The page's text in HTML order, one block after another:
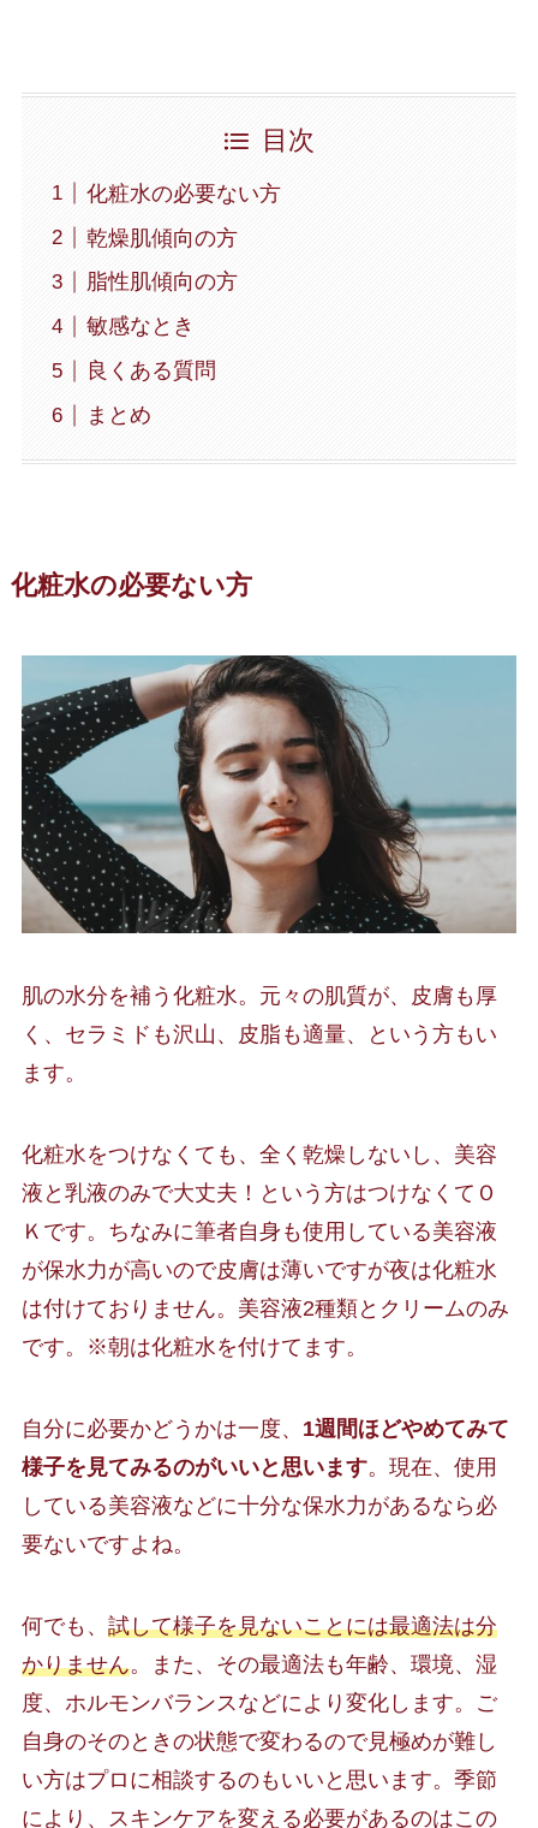
目次
化粧水の必要ない方
乾燥肌傾向の方
脂性肌傾向の方
敏感なとき
良くある質問
まとめ
化粧水の必要ない方
肌の水分を補う化粧水。元々の肌質が、皮膚も厚
く、セラミドも沢山、皮脂も適量、という方もい
ます。
化粧水をつけなくても、全く乾燥しないし、美容
液と乳液のみで大丈夫！という方はつけなくてＯ
Ｋです。ちなみに筆者自身も使用している美容液
が保水力が高いので皮膚は薄いですが夜は化粧水
は付けておりません。美容液2種類とクリームのみ
です。※朝は化粧水を付けてます。
自分に必要かどうかは一度、 1週間ほどやめてみて
様子を見てみるのがいいと思います。現在、使用
している美容液などに十分な保水力があるなら必
要ないですよね。
何でも、 試して様子を見ないことには最適法は分
かりません。また、その最適法も年齢、環境、湿
度、ホルモンバランスなどにより変化します。ご
自身のそのときの状態で変わるので見極めが難し
い方はプロに相談するのもいいと思います。季節
により、スキンケアを変える必要があるのはこの